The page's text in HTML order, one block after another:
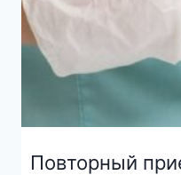
Повторный